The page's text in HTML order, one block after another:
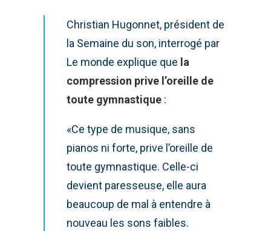
Christian Hugonnet, président de
la Semaine du son, interrogé par
Le monde explique que la
compression prive l’oreille de
toute gymnastique :
«Ce type de musique, sans
pianos ni forte, prive l’oreille de
toute gymnastique. Celle-ci
devient paresseuse, elle aura
beaucoup de mal à entendre à
nouveau les sons faibles.